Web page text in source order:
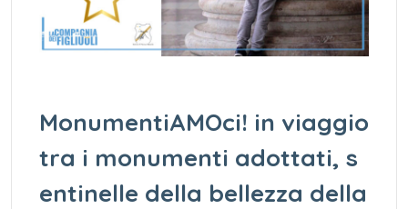
MonumentiAMOci! in viaggio
tra i monumenti adottati, s
entinelle della bellezza della